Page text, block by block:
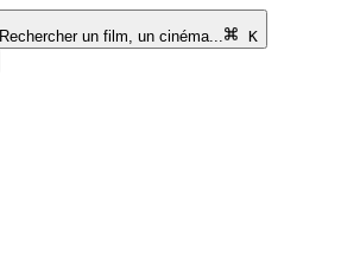
Rechercher un film, un cinéma...
K